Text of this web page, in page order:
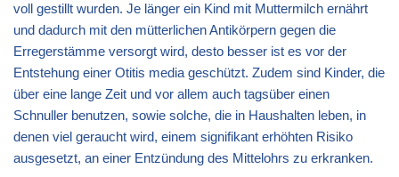
voll gestillt wurden. Je länger ein Kind mit Muttermilch ernährt
und dadurch mit den mütterlichen Antikörpern gegen die
Erregerstämme versorgt wird, desto besser ist es vor der
Entstehung einer Otitis media geschützt. Zudem sind Kinder, die
über eine lange Zeit und vor allem auch tagsüber einen
Schnuller benutzen, sowie solche, die in Haushalten leben, in
denen viel geraucht wird, einem signifikant erhöhten Risiko
ausgesetzt, an einer Entzündung des Mittelohrs zu erkranken.